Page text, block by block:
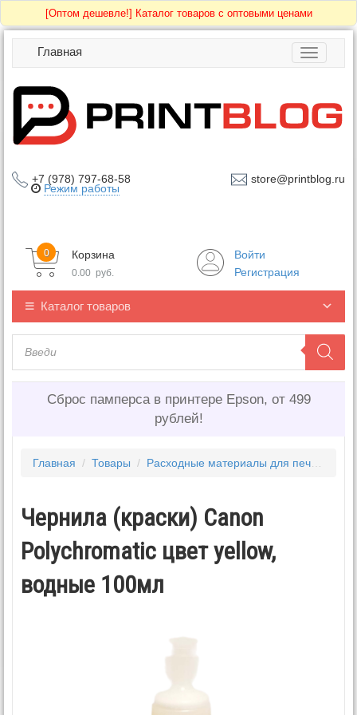
[Оптом дешевле!] Каталог товаров с оптовыми ценами
Toggle
Главная
+7 (978) 797-68-58 store@printblog.ru
Режим работы
Корзина
0
0.00 руб.
Войти
Регистрация
Каталог товаров
Сброс памперса в принтере Epson, от 499
рублей!
Главная / Товары / Расходные материалы для печати
Чернила (краски) Canon
Polychromatic цвет yellow,
водные 100мл